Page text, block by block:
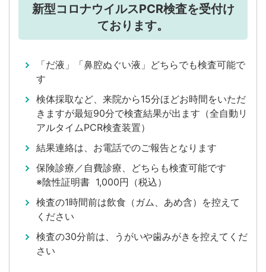
新型コロナウイルスPCR検査を受付け
ております。
「だ液」「鼻腔ぬぐい液」どちらでも検査可能で
す
検体採取など、来院から15分ほどお時間をいただ
きますが最短90分で検査結果が出ます（全自動リ
アルタイムPCR検査装置）
結果連絡は、お電話でのご報告となります
保険診療／自費診療、どちらも検査可能です
※陰性証明書 1,000円（税込）
検査の1時間前は飲食（ガム、あめ含）を控えて
ください
検査の30分前は、うがいや歯みがきを控えてくだ
さい